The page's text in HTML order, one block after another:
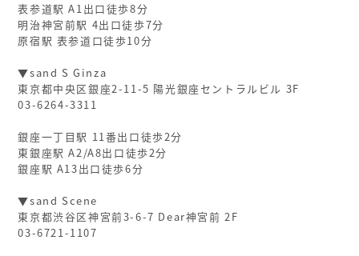
表参道駅 A1出口徒歩8分
明治神宮前駅 4出口徒歩7分
原宿駅 表参道口徒歩10分
▼sand S Ginza
東京都中央区銀座2-11-5 陽光銀座セントラルビル 3F
03-6264-3311
銀座一丁目駅 11番出口徒歩2分
東銀座駅 A2/A8出口徒歩2分
銀座駅 A13出口徒歩6分
▼sand Scene
東京都渋谷区神宮前3-6-7 Dear神宮前 2F
03-6721-1107